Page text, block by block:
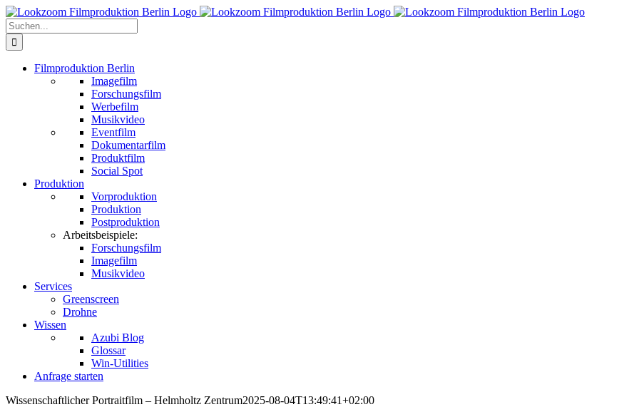
Zum
Inhalt
springen
Suche
nach:
Filmproduktion Berlin
Imagefilm
Forschungsfilm
Werbefilm
Musikvideo
Eventfilm
Dokumentarfilm
Produktfilm
Social Spot
Produktion
Vorproduktion
Produktion
Postproduktion
Arbeitsbeispiele:
Forschungsfilm
Imagefilm
Musikvideo
Services
Greenscreen
Drohne
Wissen
Azubi Blog
Glossar
Win-Utilities
Anfrage starten
Wissenschaftlicher Portraitfilm – Helmholtz Zentrum2025-08-04T13:49:41+02:00